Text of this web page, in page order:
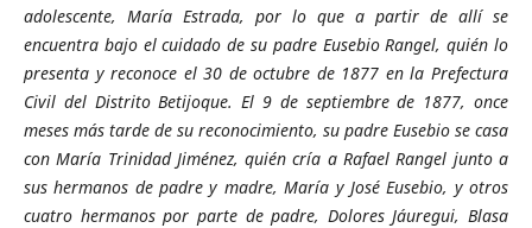
adolescente, María Estrada, por lo que a partir de allí se
encuentra bajo el cuidado de su padre Eusebio Rangel, quién lo
presenta y reconoce el 30 de octubre de 1877 en la Prefectura
Civil del Distrito Betijoque. El 9 de septiembre de 1877, once
meses más tarde de su reconocimiento, su padre Eusebio se casa
con María Trinidad Jiménez, quién cría a Rafael Rangel junto a
sus hermanos de padre y madre, María y José Eusebio, y otros
cuatro hermanos por parte de padre, Dolores Jáuregui, Blasa